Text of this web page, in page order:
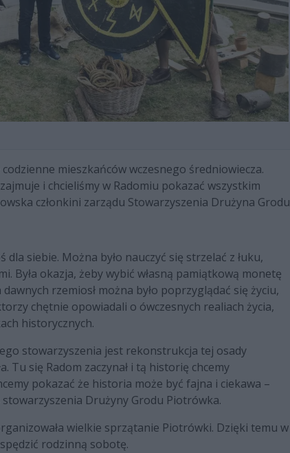
mieszkańców wczesnego średniowiecza.
i chcieliśmy w Radomiu pokazać wszystkim
członkini zarządu Stowarzyszenia Drużyna Grodu
siebie. Można było nauczyć się strzelać z łuku,
Była okazja, żeby wybić własną pamiątkową monetę
rzemiosł można było poprzyglądać się życiu,
chętnie opowiadali o ówczesnych realiach życia,
historycznych.
stowarzyszenia jest rekonstrukcja tej osady
Tu się Radom zaczynał i tą historię chcemy
pokazać że historia może być fajna i ciekawa –
Drużyny Grodu Piotrówka.
wielkie sprzątanie Piotrówki. Dzięki temu w
rodzinną sobotę.